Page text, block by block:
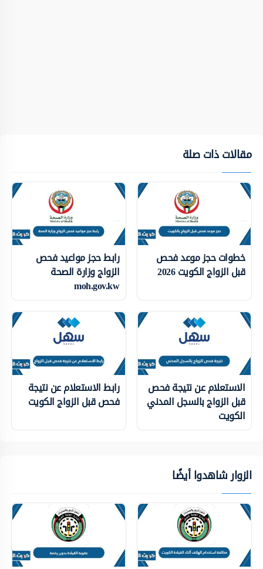
مقالات ذات صلة
خطوات حجز موعد فحص
قبل الزواج الكويت 2026
رابط حجز مواعيد فحص
الزواج وزارة الصحة
moh.gov.kw
الاستعلام عن نتيجة فحص
قبل الزواج بالسجل المدني
الكويت
رابط الاستعلام عن نتيجة
فحص قبل الزواج الكويت
الزوار شاهدوا أيضًا